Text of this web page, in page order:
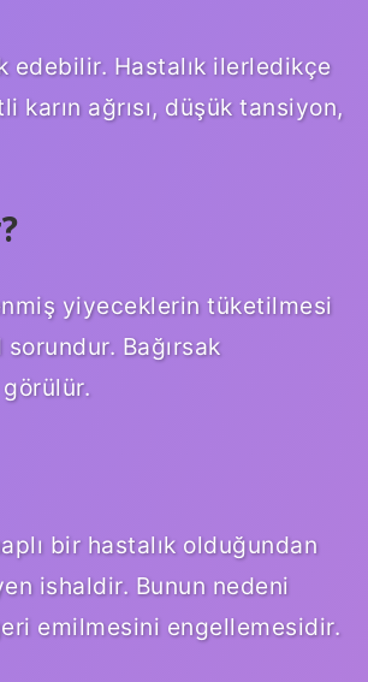
edebilir. Hastalık ilerledikçe
karın ağrısı, düşük tansiyon,
yiyeceklerin tüketilmesi
Bağırsak
bir hastalık olduğundan
ishaldir. Bunun nedeni
emilmesini engellemesidir.